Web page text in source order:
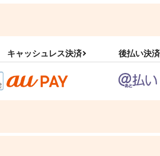
キャッシュレス決済 後払い決済